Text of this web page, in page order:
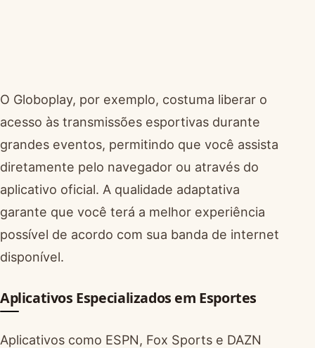
O Globoplay, por exemplo, costuma liberar o
acesso às transmissões esportivas durante
grandes eventos, permitindo que você assista
diretamente pelo navegador ou através do
aplicativo oficial. A qualidade adaptativa
garante que você terá a melhor experiência
possível de acordo com sua banda de internet
disponível.
Aplicativos Especializados em Esportes
Aplicativos como ESPN, Fox Sports e DAZN